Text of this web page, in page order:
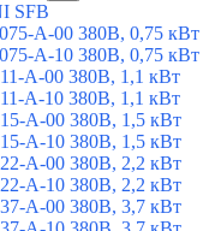
SFB
A-00 380В, 0,75 кВт
A-10 380В, 0,75 кВт
A-00 380В, 1,1 кВт
A-10 380В, 1,1 кВт
A-00 380В, 1,5 кВт
A-10 380В, 1,5 кВт
A-00 380В, 2,2 кВт
A-10 380В, 2,2 кВт
A-00 380В, 3,7 кВт